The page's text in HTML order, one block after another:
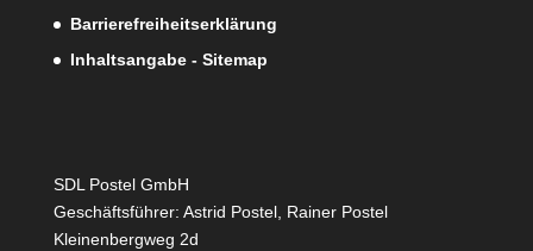
Barrierefreiheitserklärung
Inhaltsangabe - Sitemap
SDL Postel GmbH
Geschäftsführer: Astrid Postel, Rainer Postel
Kleinenbergweg 2d